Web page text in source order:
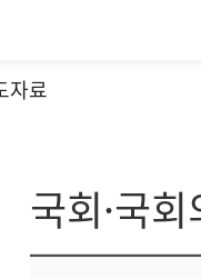
자료
국회·국